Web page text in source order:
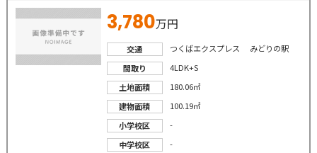
3,780万円
交通
つくばエクスプレス みどりの駅
間取り
4LDK+S
土地面積
180.06㎡
建物面積
100.19㎡
小学校区
-
中学校区
-